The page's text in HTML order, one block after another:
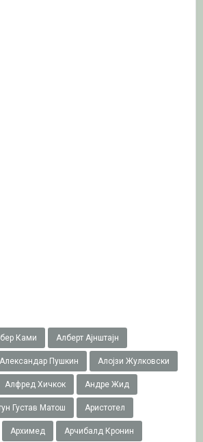
Ками Алберт Ајнштајн
Александар Пушкин Алојзи Жулковски
Алфред Хичкок Андре Жид
Густав Матош Аристотел
Архимед Арчибалд Кронин